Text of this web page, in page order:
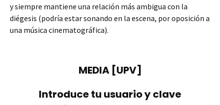
y siempre mantiene una relación más ambigua con la
diégesis (podría estar sonando en la escena, por oposición a
una música cinematográfica).